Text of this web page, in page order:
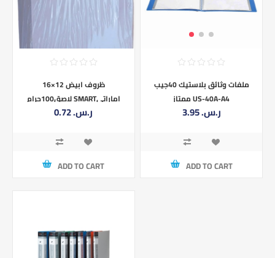
ظروف ابيض 12×16
لاصق100جرام SMARTاماراتي
0.72 ر.س.‏
ADD TO CART
ملفات وثائق بلاستيك 40جيب
ممتاز US-40A-A4
3.95 ر.س.‏
ADD TO CART